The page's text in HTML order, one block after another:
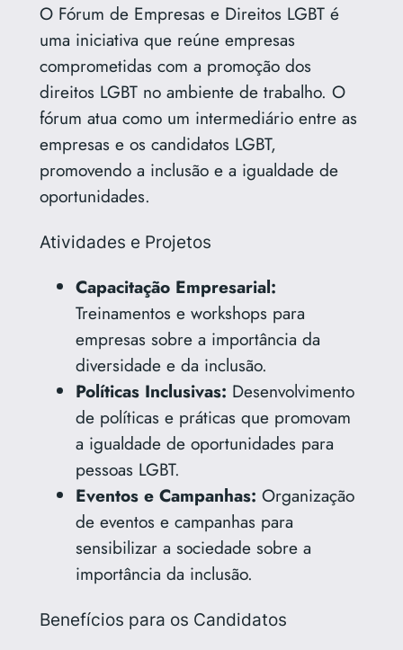
O Fórum de Empresas e Direitos LGBT é
uma iniciativa que reúne empresas
comprometidas com a promoção dos
direitos LGBT no ambiente de trabalho. O
fórum atua como um intermediário entre as
empresas e os candidatos LGBT,
promovendo a inclusão e a igualdade de
oportunidades.
Atividades e Projetos
Capacitação Empresarial:
Treinamentos e workshops para
empresas sobre a importância da
diversidade e da inclusão.
Políticas Inclusivas: Desenvolvimento
de políticas e práticas que promovam
a igualdade de oportunidades para
pessoas LGBT.
Eventos e Campanhas: Organização
de eventos e campanhas para
sensibilizar a sociedade sobre a
importância da inclusão.
Benefícios para os Candidatos